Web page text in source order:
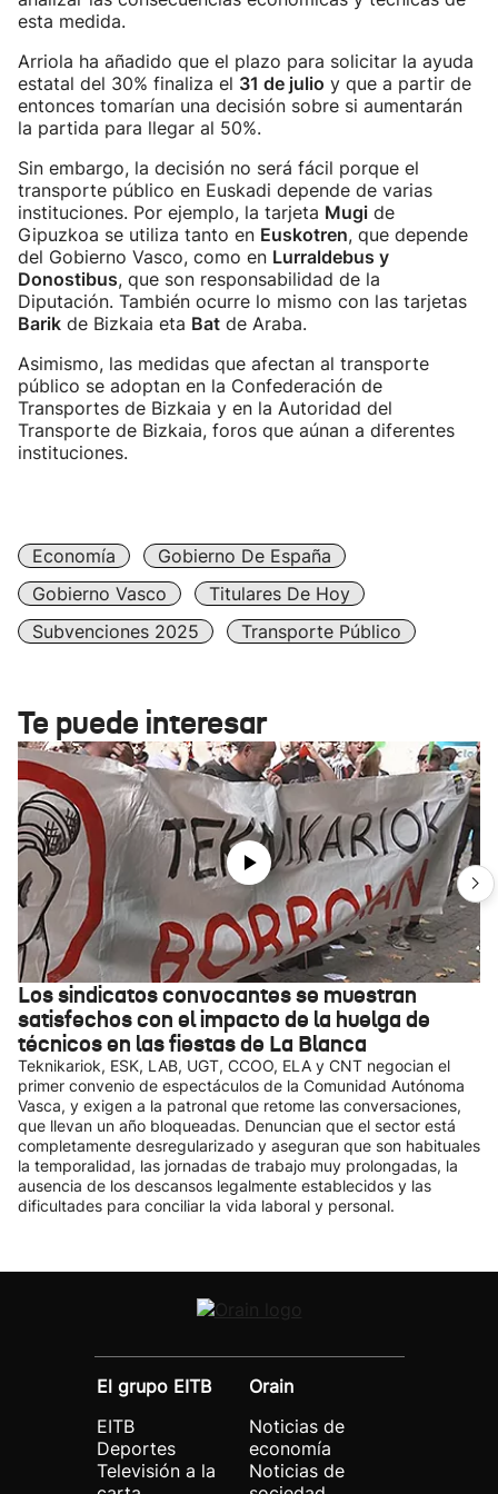
esta medida.
Arriola ha añadido que el plazo para solicitar la ayuda
estatal del 30% finaliza el 31 de julio y que a partir de
entonces tomarían una decisión sobre si aumentarán
la partida para llegar al 50%.
Sin embargo, la decisión no será fácil porque el
transporte público en Euskadi depende de varias
instituciones. Por ejemplo, la tarjeta Mugi de
Gipuzkoa se utiliza tanto en Euskotren, que depende
del Gobierno Vasco, como en Lurraldebus y
Donostibus, que son responsabilidad de la
Diputación. También ocurre lo mismo con las tarjetas
Barik de Bizkaia eta Bat de Araba.
Asimismo, las medidas que afectan al transporte
público se adoptan en la Confederación de
Transportes de Bizkaia y en la Autoridad del
Transporte de Bizkaia, foros que aúnan a diferentes
instituciones.
Economía
Gobierno De España
Gobierno Vasco
Titulares De Hoy
Subvenciones 2025
Transporte Público
Te puede interesar
Los sindicatos convocantes se muestran
satisfechos con el impacto de la huelga de
técnicos en las fiestas de La Blanca
Teknikariok, ESK, LAB, UGT, CCOO, ELA y CNT negocian el
primer convenio de espectáculos de la Comunidad Autónoma
Vasca, y exigen a la patronal que retome las conversaciones,
que llevan un año bloqueadas. Denuncian que el sector está
completamente desregularizado y aseguran que son habituales
la temporalidad, las jornadas de trabajo muy prolongadas, la
ausencia de los descansos legalmente establecidos y las
dificultades para conciliar la vida laboral y personal.
El grupo EITB
EITB
Deportes
Televisión a la
Orain
Noticias de
economía
Noticias de